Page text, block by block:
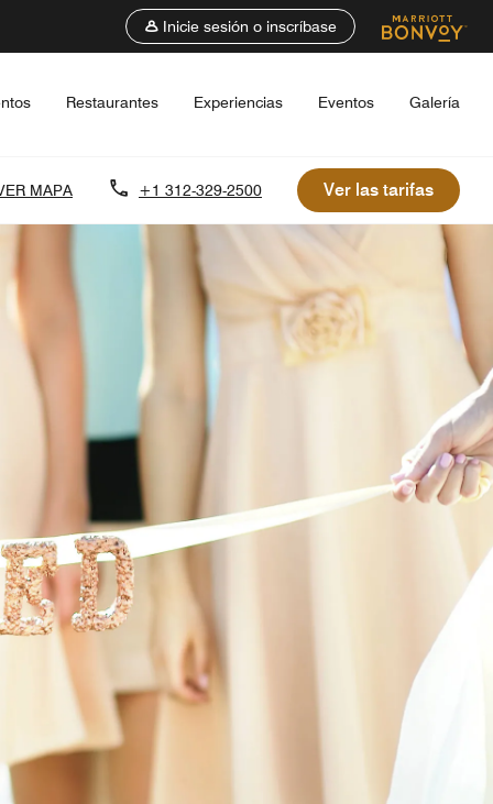
Inicie sesión o inscríbase
Restaurantes Experiencias Eventos Galería
MAPA +1 312-329-2500 Ver las tarifas